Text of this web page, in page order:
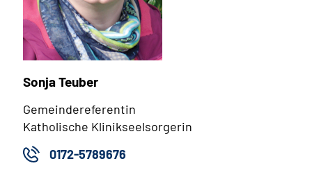
Sonja Teuber
Gemeindereferentin
Katholische Klinikseelsorgerin
0172-5789676